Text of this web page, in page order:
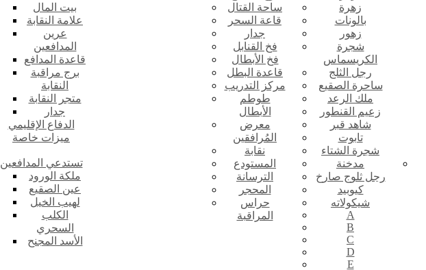
بيت المال
علامة النقابة
عرين
المدافعين
قاعدة المدافع
برج مراقبة
النقابة
متجر النقابة
جدار
الدفاع الإقليمي
ميزات خاصة
تستدعي المدافعين
ملكة الورود
عين الصقيع
لهيب الخيل
الكلب
السحري
الأسد المجنح
ساحة القتال
قاعة السحر
جدار
فخ القنابل
فخ الأبطال
قاعدة البطل
مركز التدريب
طوطم
الأبطال
معرض
المُرافقين
نقابة
المستودع
الترسانة
المحجر
حراس
المراقبة
زهرة
بالونات
زهور
شجرة
الكريسماس
رجل الثلج
ساحرة الصقيع
ملك الرعد
زعيم القنطور
شاهد قبر
تابوت
شجرة الشتاء
مدخنة
رجل ثلوج صارخ
كيوبيد
شيكولاته
A
B
C
D
E